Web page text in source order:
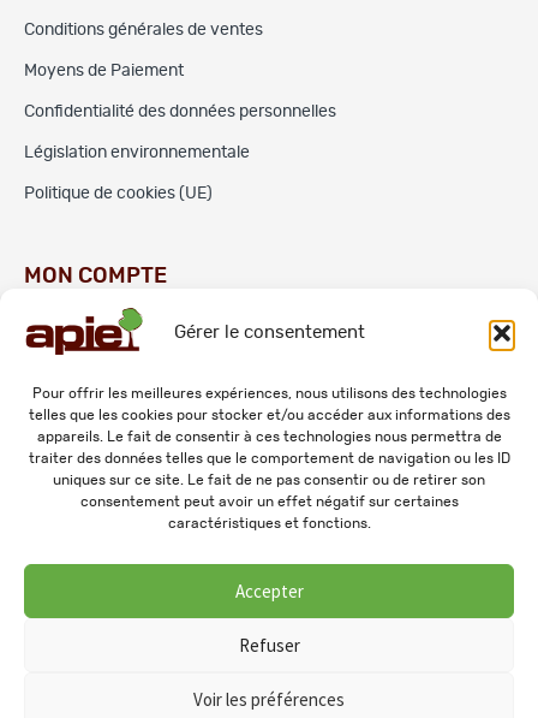
Gérer le consentement
Pour offrir les meilleures expériences, nous utilisons des technologies
telles que les cookies pour stocker et/ou accéder aux informations des
appareils. Le fait de consentir à ces technologies nous permettra de
traiter des données telles que le comportement de navigation ou les ID
uniques sur ce site. Le fait de ne pas consentir ou de retirer son
consentement peut avoir un effet négatif sur certaines
caractéristiques et fonctions.
Accepter
Refuser
Voir les préférences
Conditions générales de ventes
Moyens de Paiement
Confidentialité des données personnelles
Législation environnementale
Politique de cookies (UE)
MON COMPTE
Commandes
Adresses
Mes informations personnelles
© 2026 APIE. Tous droits réservés.